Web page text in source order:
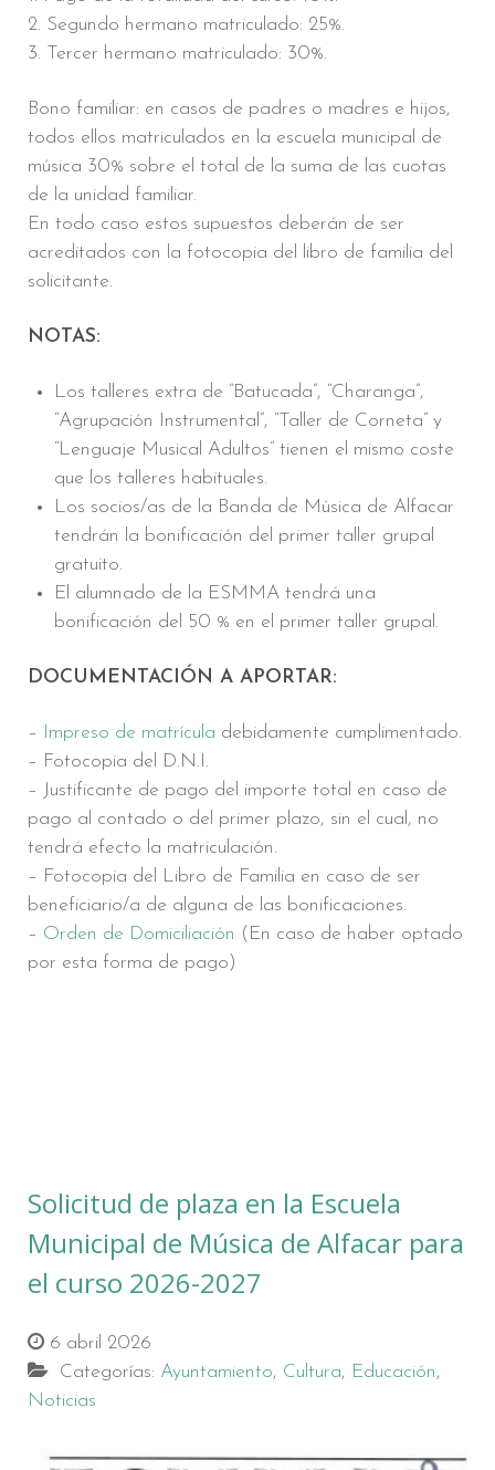
2. Segundo hermano matriculado: 25%.
3. Tercer hermano matriculado: 30%.
Bono familiar: en casos de padres o madres e hijos,
todos ellos matriculados en la escuela municipal de
música 30% sobre el total de la suma de las cuotas
de la unidad familiar.
En todo caso estos supuestos deberán de ser
acreditados con la fotocopia del libro de familia del
solicitante.
NOTAS:
Los talleres extra de ”Batucada”, “Charanga”,
“Agrupación Instrumental”, “Taller de Corneta” y
“Lenguaje Musical Adultos” tienen el mismo coste
que los talleres habituales.
Los socios/as de la Banda de Música de Alfacar
tendrán la bonificación del primer taller grupal
gratuito.
El alumnado de la ESMMA tendrá una
bonificación del 50 % en el primer taller grupal.
DOCUMENTACIÓN A APORTAR:
– Impreso de matrícula debidamente cumplimentado.
– Fotocopia del D.N.I.
– Justificante de pago del importe total en caso de
pago al contado o del primer plazo, sin el cual, no
tendrá efecto la matriculación.
– Fotocopia del Libro de Familia en caso de ser
beneficiario/a de alguna de las bonificaciones.
– Orden de Domiciliación (En caso de haber optado
por esta forma de pago)
Solicitud de plaza en la Escuela
Municipal de Música de Alfacar para
el curso 2026-2027
6 abril 2026
Categorías: Ayuntamiento, Cultura, Educación,
Noticias